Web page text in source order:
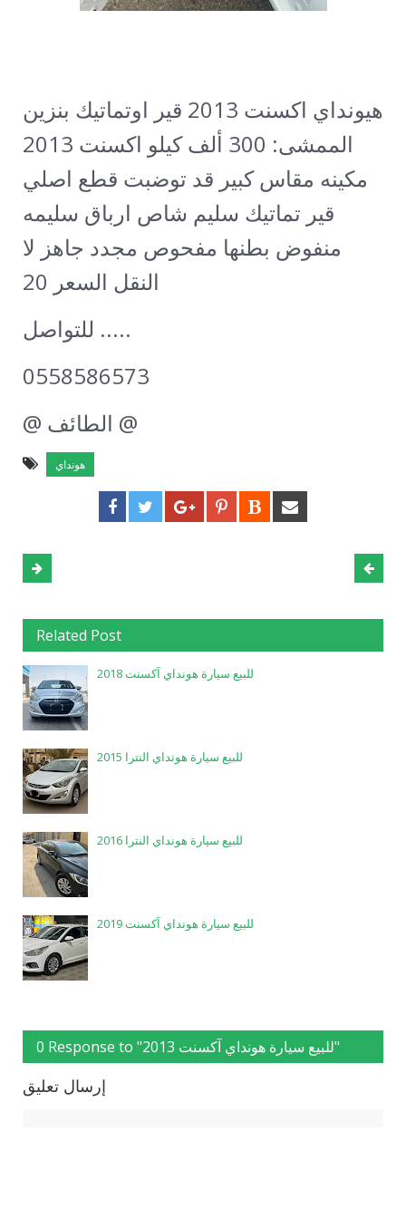
هيونداي اكسنت 2013 قير اوتماتيك بنزين
الممشى: 300 ألف كيلو
اكسنت 2013
مكينه مقاس كبير قد توضبت قطع اصلي
قير تماتيك سليم شاص ارباق سليمه
منفوض بطنها مفحوص مجدد جاهز لا
النقل السعر 20
للتواصل .....
0558586573
@ الطائف @
هونداي
Related Post
للبيع سيارة هونداي آكسنت 2018
للبيع سيارة هونداي النترا 2015
للبيع سيارة هونداي النترا 2016
للبيع سيارة هونداي آكسنت 2019
0 Response to "للبيع سيارة هونداي آكسنت 2013"
إرسال تعليق